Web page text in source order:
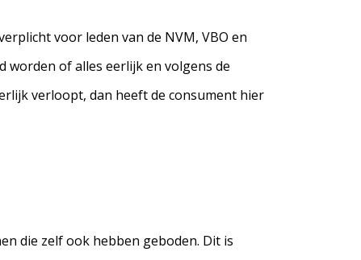
voor leden van de NVM, VBO en
of alles eerlijk en volgens de
verloopt, dan heeft de consument hier
die zelf ook hebben geboden. Dit is